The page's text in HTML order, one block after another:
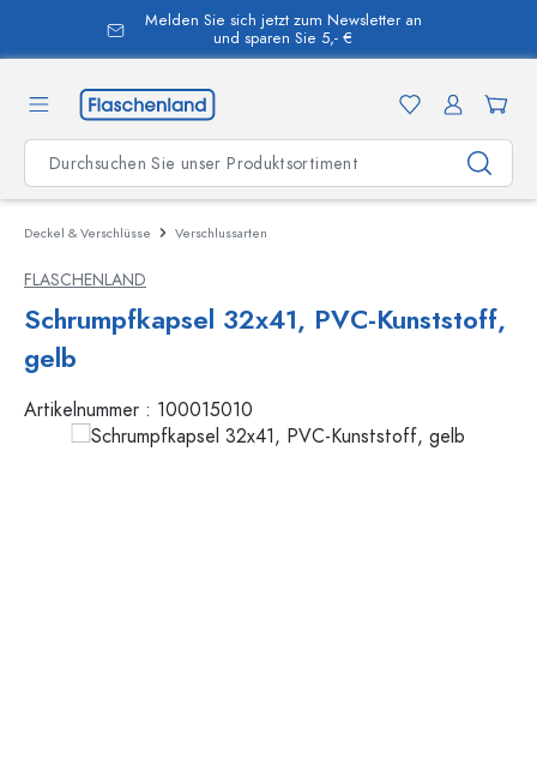
springen
Melden Sie sich jetzt zum Newsletter an
und sparen Sie 5,- €
Deckel & Verschlüsse Verschlussarten
FLASCHENLAND
Schrumpfkapsel 32x41, PVC-Kunststoff,
gelb
Artikelnummer : 100015010